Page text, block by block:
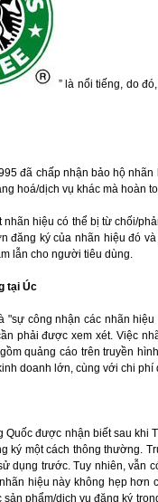
” là nổi tiếng, do
đã chấp nhận bảo hộ
hoá/dịch vụ khác mà hoàn
nhãn hiệu có thể bị từ chối/
đăng ký của nhãn hiệu đó
lẫn cho người tiêu dùng.
tại Úc
"sự công nhận các nhãn
phải được xem xét. Việc
quảng cáo trên truyền
doanh lớn, cùng với chi
Quốc được nhận biết sau
ký một cách thông thường.
dụng trước. Tuy nhiên, vẫn
hiệu này không hẹp
phẩm/dịch vụ đăng ký